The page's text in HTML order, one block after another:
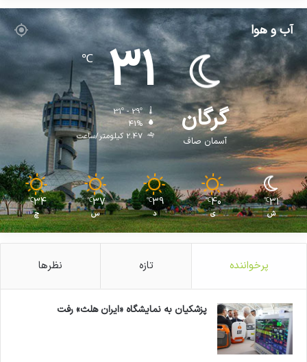
آب و هوا
گرگان
آسمان صاف
31
℃
31º - 29º
41%
2.47 کیلومتر/ساعت
31
℃
ش
40
℃
ی
39
℃
د
37
℃
س
34
℃
چ
پرخواننده تازه نظرها
پزشکیان به نمایشگاه «ایران هلث» رفت